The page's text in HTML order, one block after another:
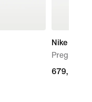
Nike Mind
Pregame-
679,90 kr.
679,90 kr.